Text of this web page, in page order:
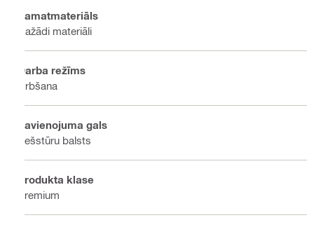
Pamatmateriāls
Dažādi materiāli
Darba režīms
Urbšana
Savienojuma gals
Sešstūru balsts
Produkta klase
Premium